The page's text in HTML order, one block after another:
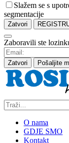
Slažem se s
segmentacije
Zatvori
Zaboravili ste
Zatvori Pošaljite
O nama
GDJE SMO
Kontakt